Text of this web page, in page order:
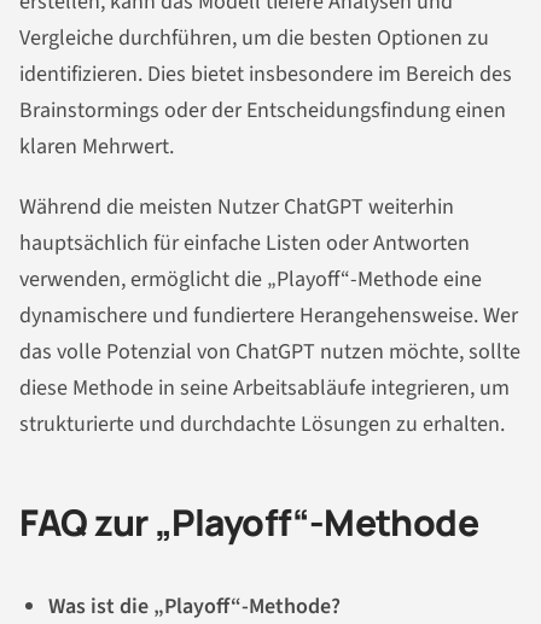
Vergleiche durchführen, um die besten Optionen zu
identifizieren. Dies bietet insbesondere im Bereich des
Brainstormings oder der Entscheidungsfindung einen
klaren Mehrwert.
Während die meisten Nutzer ChatGPT weiterhin
hauptsächlich für einfache Listen oder Antworten
verwenden, ermöglicht die „Playoff“-Methode eine
dynamischere und fundiertere Herangehensweise. Wer
das volle Potenzial von ChatGPT nutzen möchte, sollte
diese Methode in seine Arbeitsabläufe integrieren, um
strukturierte und durchdachte Lösungen zu erhalten.
FAQ zur „Playoff“-Methode
Was ist die „Playoff“-Methode?